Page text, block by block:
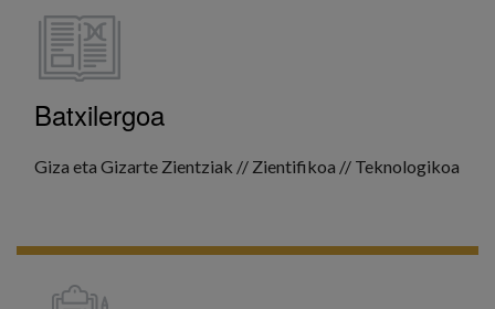
Batxilergoa
Giza eta Gizarte Zientziak // Zientifikoa // Teknologikoa